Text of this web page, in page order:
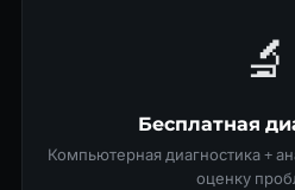
🔬
Бесплатная
Компьютерная диагностика +
оценку